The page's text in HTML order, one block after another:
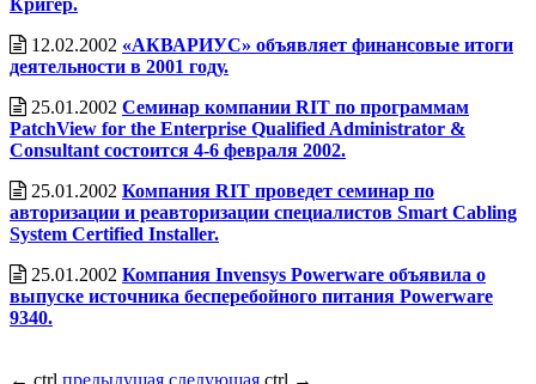
Кригер.
12.02.2002 «АКВАРИУС» объявляет финансовые итоги
деятельности в 2001 году.
25.01.2002 Семинар компании RIT по программам
PatchView for the Enterprise Qualified Administrator &
Consultant состоится 4-6 февраля 2002.
25.01.2002 Компания RIT проведет семинар по
авторизации и реавторизации специалистов Smart Cabling
System Certified Installer.
25.01.2002 Компания Invensys Powerware объявила о
выпуске источника бесперебойного питания Powerware
9340.
← ctrl предыдущая следующая ctrl →